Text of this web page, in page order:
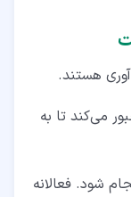
هستند.
می‌کند تا به
شود. فعالانه